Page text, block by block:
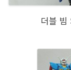
더블 빔